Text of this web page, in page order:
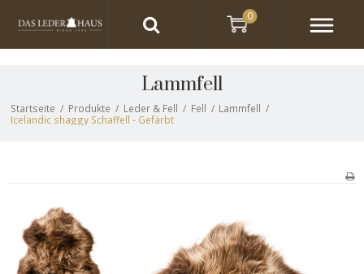
Lammfell
Startseite / Produkte / Leder & Fell / Fell / Lammfell /
Icelandic shaggy Schaffell - Gefärbt
0